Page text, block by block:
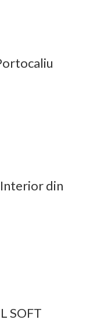
din
SOFT